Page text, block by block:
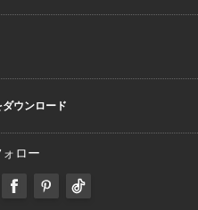
ウンロード
ロー